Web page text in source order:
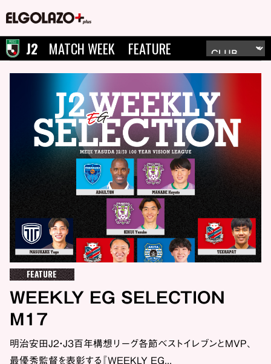
J2 MATCH WEEK FEATURE
FEATURE
WEEKLY EG SELECTION
M17
明治安田J2・J3百年構想リーグ各節ベストイレブンとMVP、
最優秀監督を表彰する『WEEKLY EG...